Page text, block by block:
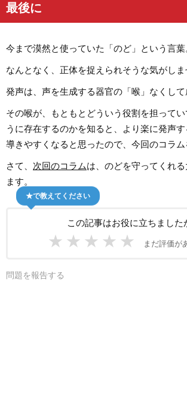
最後に
今まで漠然と使っていた「のど」という言葉
なんとなく、正体を捉えられそうな気がしま
発声は、声を生成する器官の「喉」なくして
その喉が、もともとどういう役割を担って
うに存在するのかを知ると、より楽に発声
導きやすくなると思ったので、今回のコラム
さて、 次回のコラムは、のどを守ってくれ
ます。
この記事はお役に立ちました
★ ★ ★ ★ ★ まだ評価が
★で教えてください
問題を報告する